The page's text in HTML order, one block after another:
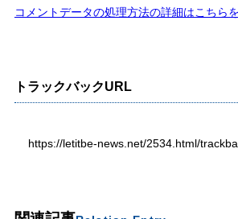
コメントデータの処理方法の詳細はこちら
トラックバックURL
https://letitbe-news.net/2534.html/